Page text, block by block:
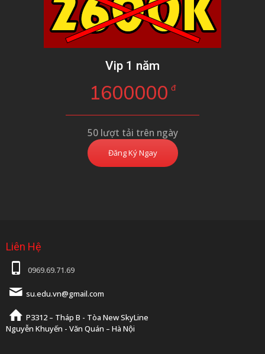
Vip 1 năm
1600000 đ
50 lượt tải trên ngày
Đăng Ký Ngay
Liên Hệ
0969.69.71.69
su.edu.vn@gmail.com
P3312 – Tháp B - Tòa New SkyLine
Nguyễn Khuyến - Văn Quán – Hà Nội